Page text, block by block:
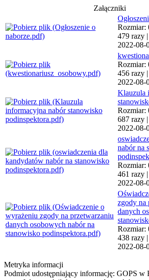
Załączniki
Rozmiar:
479 razy |
2022-08-
Rozmiar:
456 razy |
2022-08-
Klauzula
Rozmiar:
687 razy |
2022-08-
nabór na
Rozmiar:
461 razy |
2022-08-
zgody na
danych
Rozmiar:
438 razy |
2022-08-
Metryka informacji
Podmiot udostępniający informację: GOPS w